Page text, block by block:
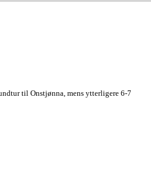
til Onstjønna, mens ytterligere 6-7